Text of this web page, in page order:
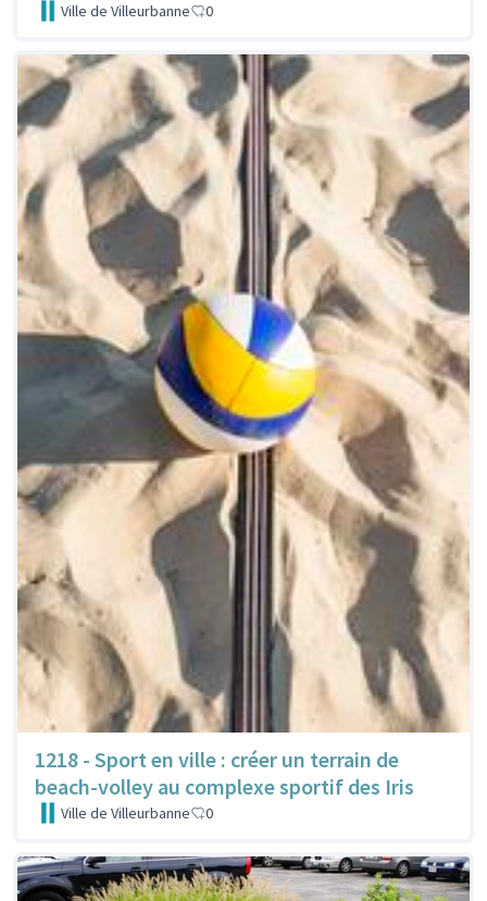
Ville de Villeurbanne 0
1218 - Sport en ville : créer un terrain de
beach-volley au complexe sportif des Iris
Ville de Villeurbanne 0